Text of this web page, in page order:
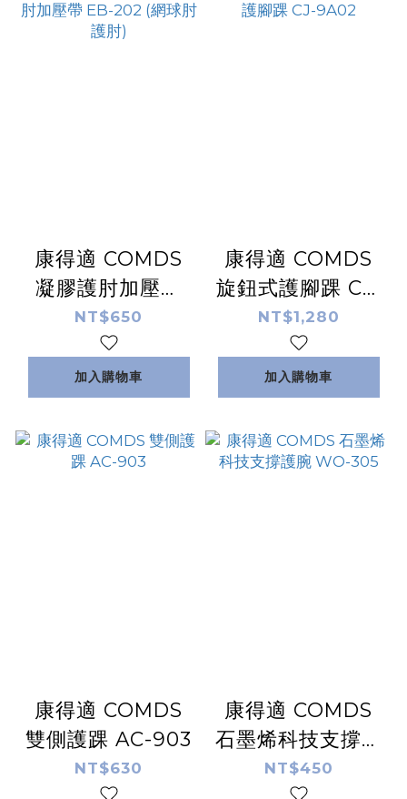
康得適 COMDS
凝膠護肘加壓帶
EB-202 (網球肘
護肘)
NT$650
加入購物車
康得適 COMDS
旋鈕式護腳踝 CJ-
9A02
NT$1,280
加入購物車
康得適 COMDS
雙側護踝 AC-903
NT$630
康得適 COMDS
石墨烯科技支撐護
腕 WO-305
NT$450